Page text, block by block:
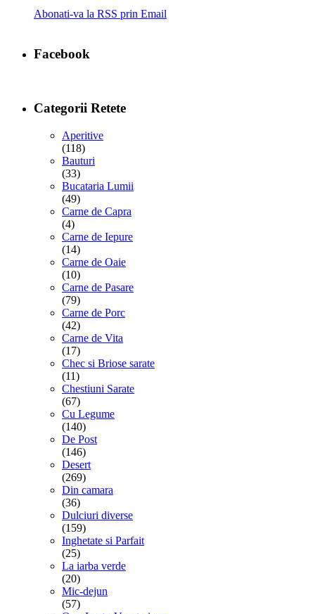
Abonati-va la RSS prin Email
Facebook
Categorii Retete
Aperitive
(118)
Bauturi
(33)
Bucataria Lumii
(49)
Carne de Capra
(4)
Carne de Iepure
(14)
Carne de Oaie
(10)
Carne de Pasare
(79)
Carne de Porc
(42)
Carne de Vita
(17)
Chec si Briose sarate
(11)
Chestiuni Sarate
(67)
Cu Legume
(140)
De Post
(146)
Desert
(269)
Din camara
(36)
Dulciuri diverse
(159)
Inghetate si Parfait
(25)
La iarba verde
(20)
Mic-dejun
(57)